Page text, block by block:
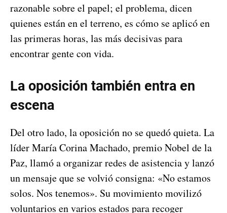
razonable sobre el papel; el problema, dicen
quienes están en el terreno, es cómo se aplicó en
las primeras horas, las más decisivas para
encontrar gente con vida.
La oposición también entra en
escena
Del otro lado, la oposición no se quedó quieta. La
líder María Corina Machado, premio Nobel de la
Paz, llamó a organizar redes de asistencia y lanzó
un mensaje que se volvió consigna: «No estamos
solos. Nos tenemos». Su movimiento movilizó
voluntarios en varios estados para recoger